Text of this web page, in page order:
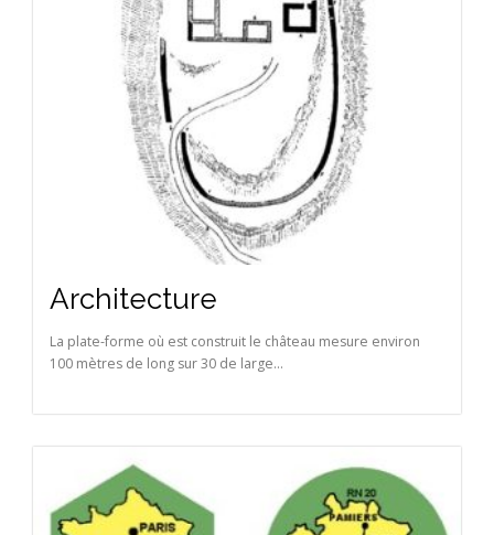
Architecture
La plate-forme où est construit le château mesure environ
100 mètres de long sur 30 de large...